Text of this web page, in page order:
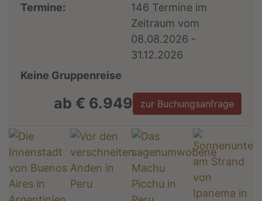
Termine:
146 Termine im
Zeitraum vom
08.08.2026 -
31.12.2026
Keine Gruppenreise
ab € 6.949 zur Buchungsanfrage